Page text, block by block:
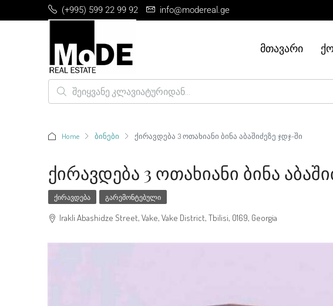
(+995) 599 22 99 92 info@modereal.ge
ᲛᲗᲐᲕᲐᲠᲘ
Home ბინები ქირავდება 3 ოთახიანი ბინა აბაშიძეზე ჯდჯ-ში
Ქირავდება 3 Ოთახიანი Ბინა
ᲥᲘᲠᲐᲕᲓᲔᲑᲐ ᲒᲐᲠᲔᲛᲝᲜᲢᲔᲑᲣᲚᲘ
Irakli Abashidze Street, Vake, Vake District, Tbilisi, 0169, Georgia